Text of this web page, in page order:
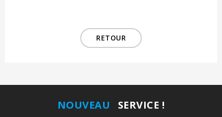
RETOUR
NOUVEAU SERVICE !